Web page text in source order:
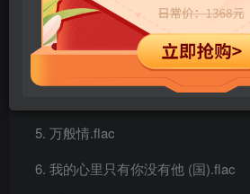
愿.flac
譲我跟你走.flac
万般情.flac
我的心里只有你没有他 (国).flac